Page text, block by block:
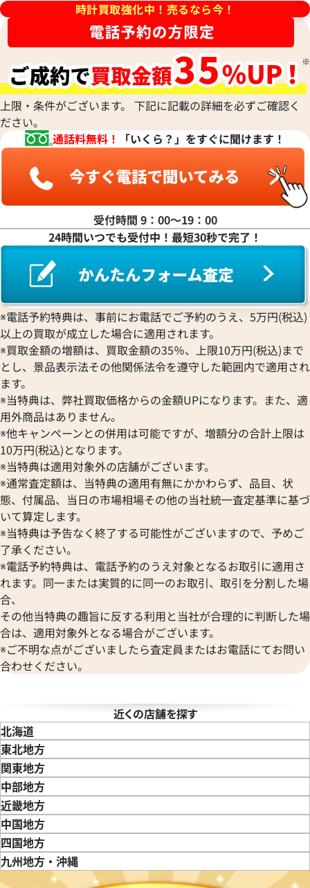
ィノ IW391008
格
9日時点の参考買取価格です
IWC ポートフィノ IW391002
参考買取価格
398,000
※2024年7月9日時点の参考買
イマー オートマティック
格
日時点の参考買取価格です
373,000円
※2024年6月27日時点の参考
格
日時点の参考買取価格です
IWC ポートフィノ IW378303
※2024年7月27日時点の参考
Alain Silberstein
アラン・シルベスタイン
Armand Nicolet
アルマン・ニコレ
WALTHAM
ウォルサム
HUBLOT
ウブロ
ETERNA
エテルナ
EDOX
エドックス
EBERHARD
エベラール
EBEL
エベル
EPOS
Hermes
エルメス
OMEGA
オメガ
ORIENT
オリエント
ORIS
オリス
Audemars Piguet
オーデマ ピゲ
Vacheron Constantin
ヴァシュロン・コンスタンタン
Van Cleef & Arpels
ヴァンクリーフ＆アーペル
Versace
ヴェルサーチ
Wempe
クインティング
Cuervo y Sobrinos
クエルボ・イ・ソブリノス
CVSTOS
クストス
Chronoswiss
クロノスイス
GUCCI
グッチ
Graham
グラハム
グランドセイコー
CORUM
コルム
Concord
コンコルド
Chopard
ショパール
CHAUMET
ショーメ
Jacob & Co.
ジェイコブ
Gerald Genta
ジェラルド・ジェンタ
Jaeger-LeCoultre
ジャケ・ドロー
Girard-Perregaux
ジラール・ペルゴ
Sinn
ジン
STOWA
ストーヴァ
SEIKO
セイコー
CENTURY
センチュリー
ZENITH
ゼニス
チューダー(チュードル)
ティファニー
Dior
ディオール
Harry Winston
ハリー・ウィンストン
Patek Philippe
Panerai
パネライ
Parmigiani Fleurier
パルミジャーニ・フルリエ
Piaget
PIERRE KUNZ
ピエール・クンツ
FRANCK MULLER
フランク ミュラー
BOUCHERON
ブシュロン
BREITLING
ブライトリング
Blancpain
ブランパン
BVLGARI
ブルガリ
Breguet
ブレゲ
BULOVA
ブローバ
Bell & Ross
ベル＆ロス
BAUME＆MERCIER
ボーム＆メルシエ
BALL Watch
ボール ウォッチ
MAURICE LACROIX
モーリス・ラクロア
RALPH LAUREN
ラルフ ローレン
リシャール・ミル
Louis Vuitton
ルイ・ヴィトン
Luminox
ルミノックス
Ressence
ROGER DUBUIS
ロジェ・デュブイ
ROLEX
ロレックス
LONGINES
ロンジン
時計買取強化中！売るなら今！
上限・条件がございます。 下記に記載の詳細を必ずご確認く
ださい。
通話料無料！
「いくら？」をすぐに聞けます！
受付時間 9：00〜19：00
24時間いつでも受付中！最短30秒で完了！
※電話予約特典は、事前にお電話でご予約のうえ、5万円(税込)
以上の買取が成立した場合に適用されます。
※買取金額の増額は、買取金額の35％、上限10万円(税込)まで
とし、景品表示法その他関係法令を遵守した範囲内で適用され
ます。
※当特典は、弊社買取価格からの金額UPになります。また、適
用外商品はありません。
※他キャンペーンとの併用は可能ですが、増額分の合計上限は
10万円(税込)となります。
※当特典は適用対象外の店舗がございます。
※通常査定額は、当特典の適用有無にかかわらず、品目、状
態、付属品、当日の市場相場その他の当社統一査定基準に基づ
いて算定します。
※当特典は予告なく終了する可能性がございますので、予めご
了承ください。
※電話予約特典は、電話予約のうえ対象となるお取引に適用さ
れます。同一または実質的に同一のお取引、取引を分割した場
合、
その他当特典の趣旨に反する利用と当社が合理的に判断した場
合は、適用対象外となる場合がございます。
※ご不明な点がございましたら査定員またはお電話にてお問い
合わせください。
近くの店舗を探す
北海道
東北地方
青森県岩手県
関東地方
東京都神奈川県
中部地方
新潟県富山県
近畿地方
三重県滋賀県
中国地方
鳥取県島根県
四国地方
徳島県香川県愛媛県
九州地方・沖縄
福岡県
佐賀県 長崎県 熊本県大分県宮崎県鹿児島県